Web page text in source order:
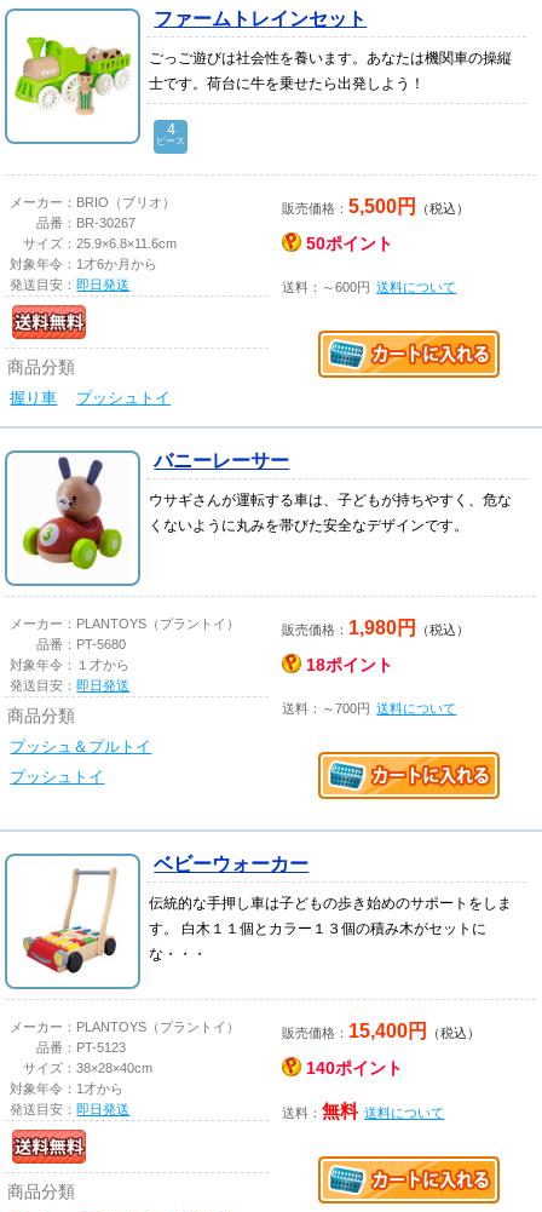
ファームトレインセット
ごっご遊びは社会性を養います。あなたは機関車の操縦
士です。荷台に牛を乗せたら出発しよう！
4
ピース
メーカー： BRIO（ブリオ）
品番： BR-30267
サイズ：25.9×6.8×11.6cm
対象年令： 1才6か月から
発送目安：即日発送
商品分類
握り車 プッシュトイ
販売価格：5,500円 （税込）
50ポイント
送料：～600円 送料について
バニーレーサー
ウサギさんが運転する車は、子どもが持ちやすく、危な
くないように丸みを帯びた安全なデザインです。
メーカー： PLANTOYS（プラントイ）
品番： PT-5680
対象年令：
１才から
発送目安：即日発送
商品分類
プッシュ＆プルトイ
プッシュトイ
販売価格： 1,980円 （税込）
18ポイント
送料：～700円 送料について
ベビーウォーカー
伝統的な手押し車は子どもの歩き始めのサポートをしま
す。 白木１１個とカラー１３個の積み木がセットに
な・・・
メーカー： PLANTOYS（プラントイ）
品番： PT-5123
サイズ：38×28×40cm
対象年令： 1才から
発送目安：即日発送
商品分類
販売価格： 15,400円 （税込）
140ポイント
送料：無料 送料について